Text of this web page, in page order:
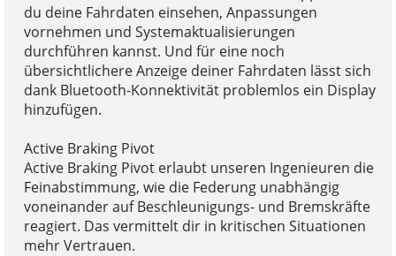
du deine Fahrdaten einsehen, Anpassungen
vornehmen und Systemaktualisierungen
durchführen kannst. Und für eine noch
übersichtlichere Anzeige deiner Fahrdaten lässt sich
dank Bluetooth-Konnektivität problemlos ein Display
hinzufügen.
Active Braking Pivot
Active Braking Pivot erlaubt unseren Ingenieuren die
Feinabstimmung, wie die Federung unabhängig
voneinander auf Beschleunigungs- und Bremskräfte
reagiert. Das vermittelt dir in kritischen Situationen
mehr Vertrauen.